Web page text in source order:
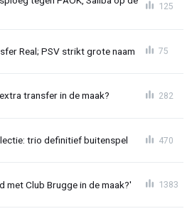
125
Real; PSV strikt grote naam 75
transfer in de maak? 282
trio definitief buitenspel 470
met Club Brugge in de maak?' 1383